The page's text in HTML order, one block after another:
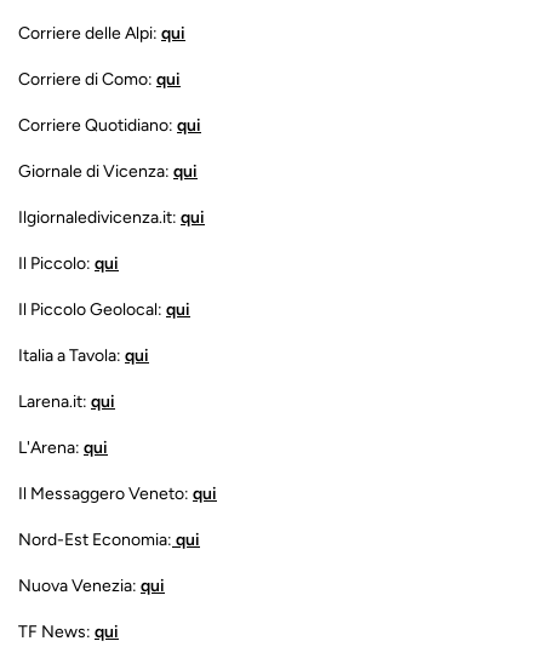
Corriere delle Alpi: qui
Corriere di Como: qui
Corriere Quotidiano: qui
Giornale di Vicenza: qui
Ilgiornaledivicenza.it: qui
Il Piccolo: qui
Il Piccolo Geolocal: qui
Italia a Tavola: qui
Larena.it: qui
L'Arena: qui
Il Messaggero Veneto: qui
Nord-Est Economia: qui
Nuova Venezia: qui
TF News: qui